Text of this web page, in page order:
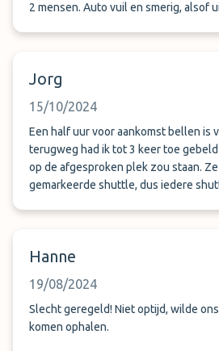
2 mensen. Auto vuil en smerig, alsof
Jorg
15/10/2024
Een half uur voor aankomst bellen is
terugweg had ik tot 3 keer toe
op de afgesproken plek zou staan.
gemarkeerde shuttle, dus iedere
minuten daar te zijn, duurde het
ondertussen zo moe dat ze alleen
Je suis désolée kwam dan ook niet
maar nooit meer.
Hanne
19/08/2024
Slecht geregeld! Niet optijd, wilde
komen ophalen.